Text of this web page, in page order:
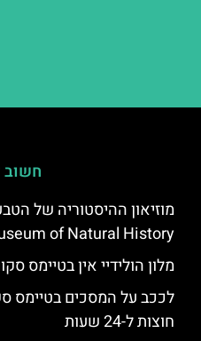
of Natural History)
מלון הולידיי אין בטיימס
לככב על המסכים בטיימס
חוצות ל-24 שעות